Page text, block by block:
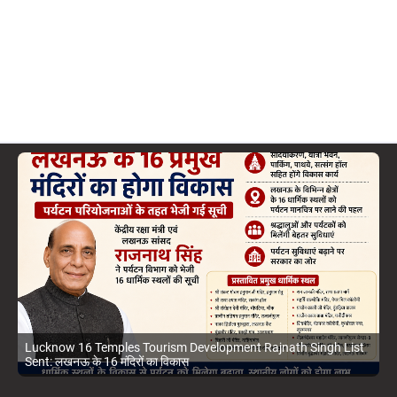
Lucknow Nagar Nigam Havelock Road Special Cleanliness
Campaign Amit Chaudhary: हैवलक रोड पर विशेष स्वच्छता अभियान